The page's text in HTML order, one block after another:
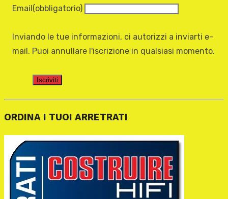
Email(obbligatorio)
Inviando le tue informazioni, ci autorizzi a inviarti e-
mail. Puoi annullare l'iscrizione in qualsiasi momento.
Iscriviti
ORDINA I TUOI ARRETRATI